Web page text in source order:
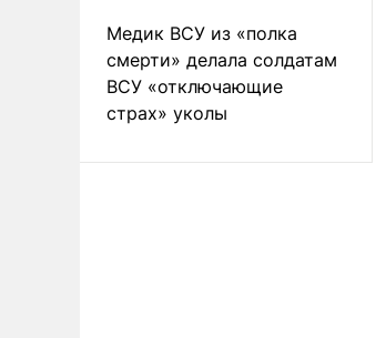
Медик ВСУ из «полка
смерти» делала солдатам
ВСУ «отключающие
страх» уколы